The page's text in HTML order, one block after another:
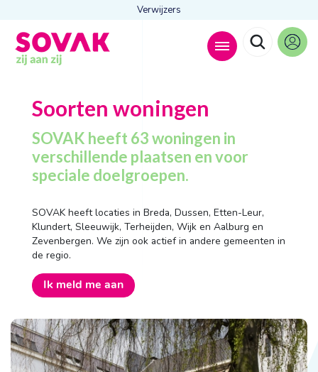
Verwijzers
Anderen zochten ook
Wonen
Dagbesteding
Behandelingen
Contact
Soorten woningen
SOVAK heeft 63 woningen in
verschillende plaatsen en voor
speciale doelgroepen.
SOVAK heeft locaties in Breda, Dussen, Etten-Leur,
Klundert, Sleeuwijk, Terheijden, Wijk en Aalburg en
Zevenbergen. We zijn ook actief in andere gemeenten in
de regio.
Ik meld me aan